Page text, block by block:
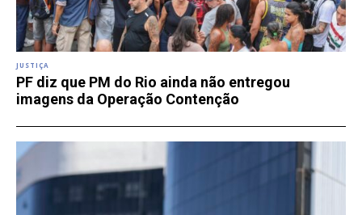
JUSTIÇA
PF diz que PM do Rio ainda não entregou
imagens da Operação Contenção